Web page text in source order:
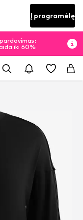
Į programėlę
iki 60%